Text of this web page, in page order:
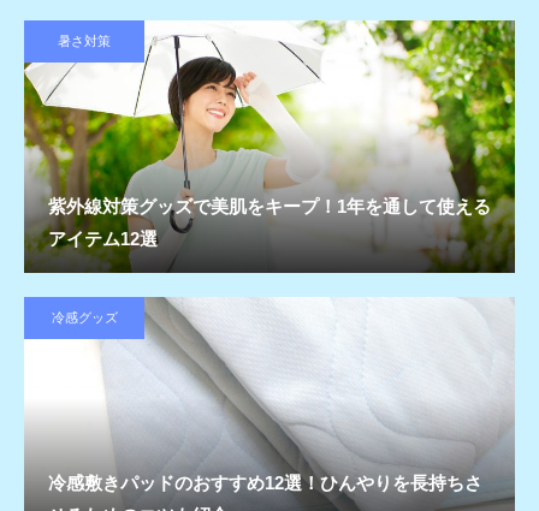
暑さ対策
紫外線対策グッズで美肌をキープ！1年を通して使える
アイテム12選
冷感グッズ
冷感敷きパッドのおすすめ12選！ひんやりを長持ちさ